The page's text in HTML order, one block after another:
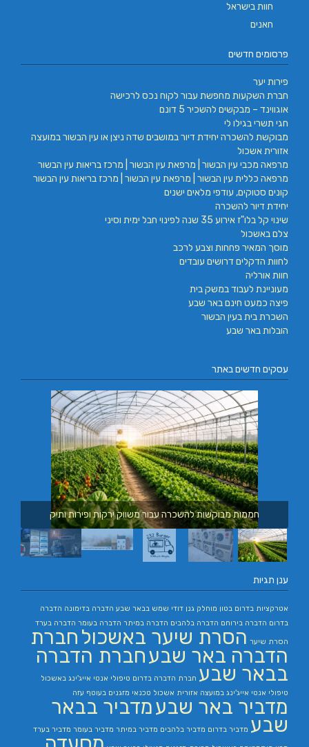
חוות בישראל
חאנים
פרסומים חדשים
פירות יער
חברת השקעות מחפשת עבור לקוח נכס לרכישה
אוגווינד – מבקשים להשכיר 5 דונם
חגי תשרי בגילו לי
מבוקשת להשכרה יחידת דיור במושבים שדה ניצן או עין הבשור במועצה
אזורית אשכול
מרפאה מכבי עין הבשור | מרפאת עין הבשור | מרכז בריאות עין הבשור
מרפאה כללית עין הבשור | מרפאת עין הבשור | מרכז בריאות עין הבשור
קונים סטוקים, עודפי מלאים ישנים
יחידת דיור להשכרה
שינוי קל בלו"ז אירוע 35 שנה לפינוי חבל ימית וסיני
צלם באשכול
מוסך המאיר פחחות וצבע לרכב
לחוות הדקלים דרושים עובדים
חוות אורליה
מעוניינת לעבוד במשק בית
פיצה כמעט חינם באר שבע
השכרת בית בעין הבשור
הובלות באר שבע
עסקים חדשים באתר
חממות מבוקשות להשכרה עבור משווק ירקות ופירות ותיק
ענן תגיות
אטרקציות בדרום בטון מוחלק גנן דודי שמש בבאר שבע הדברה בדימונה הדברה
בדרום הדברה בירוחם הדברה בלהבים הדברה במיתר הדברה בעומר הדברה בערד
הסרת שיער הסרת שיער באשכול חברת
הדברה באר שבעחברת הדברה
בבאר שבע חברת הדברה בדרום טיפולי אנטי אייג'ינג באשכול
טיפולי אנטי אייג'ינג במועצה אזורית אשכול טכנאי מזגנים בעוטף עזה
מדביר באר שבעמדביר בבאר
שבע מדביר בדרום מדביר בלהבים מדביר במיתר מדביר בעומר מדביר בערד